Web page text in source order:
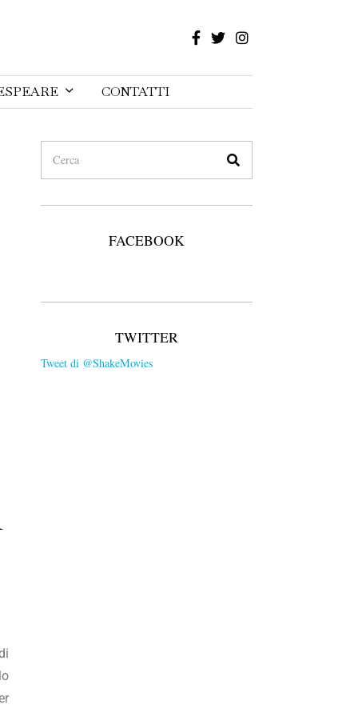
CONTATTI
FACEBOOK
TWITTER
Tweet di @ShakeMovies